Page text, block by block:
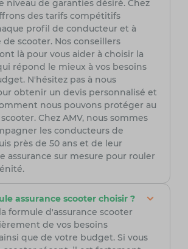
niveau de garanties désiré. Chez
des tarifs compétitifs
profil de conducteur et à
scooter. Nos conseillers
là pour vous aider à choisir la
répond le mieux à vos besoins
N'hésitez pas à nous
obtenir un devis personnalisé et
nous pouvons protéger au
Chez AMV, nous sommes
les conducteurs de
près de 50 ans et de leur
assurance sur mesure pour rouler
assurance scooter choisir ?
formule d'assurance scooter
de vos besoins
que de votre budget. Si vous